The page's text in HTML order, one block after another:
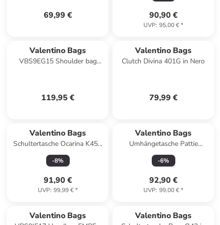
69,99 € 90,90 €
UVP: 95,00 €*
Valentino Bags
VBS9EG15 Shoulder bag
119,95 €
Valentino Bags
Clutch Divina 401G in Nero
79,99 €
Valentino Bags
Schultertasche Ocarina K45R
in Cipria
-8%
91,90 €
UVP: 99,99 €*
Valentino Bags
Umhängetasche Pattie
Tascapane 901 in Blu
-6%
92,90 €
UVP: 99,00 €*
Valentino Bags Valentino Bags